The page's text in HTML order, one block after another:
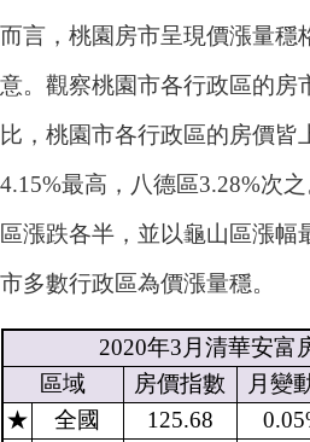
而言，桃園房市呈現價漲量穩
意。觀察桃園市各行政區的房
比，桃園市各行政區的房價皆
4.15%最高，八德區3.28%次
區漲跌各半，並以龜山區漲幅
市多數行政區為價漲量穩。
2020年3 月清華安富
區域
房價指數 月變
★
全國 125.68